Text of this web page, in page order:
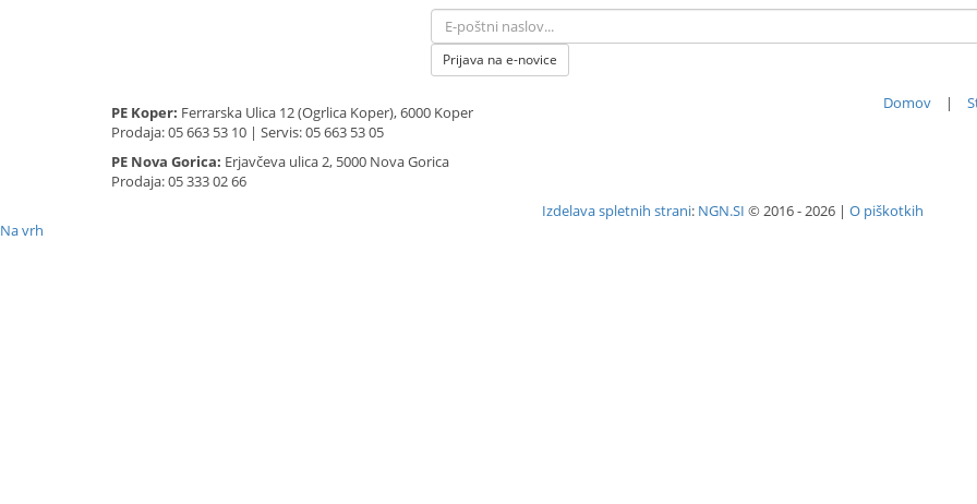
Prijava na e-novice
PE Koper: Ferrarska Ulica 12 (Ogrlica Koper), 6000 Koper
Prodaja: 05 663 53 10 | Servis: 05 663 53 05
PE Nova Gorica: Erjavčeva ulica 2, 5000 Nova Gorica
Prodaja: 05 333 02 66
Domov |
Izdelava spletnih strani: NGN.SI © 2016 - 2026 | O piškotkih
Na vrh